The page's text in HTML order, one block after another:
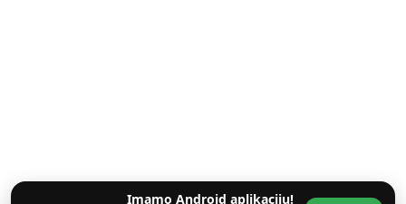
Imamo Android aplikaciju!